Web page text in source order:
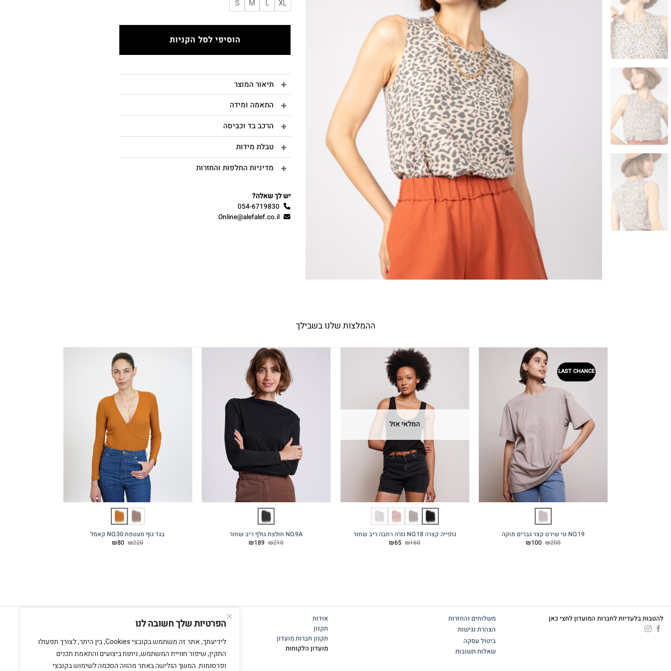
הפרטיות שלך חשובה לנו
לידיעתך, אתר זה משתמש בקובצי Cookies, בין היתר, לצורך תפעולו
התקין, שיפור חוויית המשתמש, ניתוח ביצועים והתאמת תכנים
ופרסומות. המשך הגלישה באתר מהווה הסכמה לשימוש בקובצי
XL
L
M
S
הוסיפי לסל הקניות
תיאור המוצר
התאמה ומידה
הרכב בד וכביסה
טבלת מידות
מדיניות החלפות והחזרות
יש לך שאלה?
054-6719830
Online@alefalef.co.il
ההמלצות שלנו בשבילך
LAST CHANCE
NO.19 טי שירט קצר גברים מוקה
₪200 המחיר
₪100 המחיר
המלאי אזל
גופייה קצרה NO.18 גזרה רחבה ריב שחור
₪160 המחיר
₪65 המחיר
NO.9A חולצת גולף ריב שחור
₪210 המחיר
המקורי
₪189 המחיר
בגד גוף מעטפת NO.30 קאמל
₪220 המחיר
המקורי
₪80 המחיר
להטבות בלעדיות לחברות המועדון לחצי כאן
משלוחים והחזרות
הצהרת נגישות
ביטול עסקה
שאלות תשובות
אודות
תקנון
תקנון חברות מועדון
מועדון הלקוחות
חנות מתחם בזל
צרו קשר